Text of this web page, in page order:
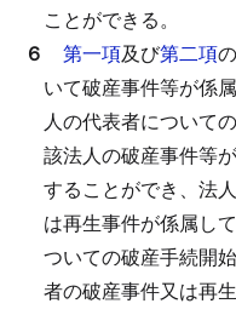
ことができる。
６ 第一項及び第二項
いて破産事件等が係
人の代表者について
該法人の破産事件等
することができ、法
は再生事件が係属し
ついての破産手続開
者の破産事件又は再